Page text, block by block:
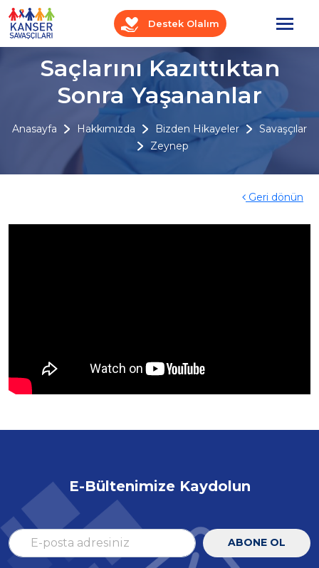
Destek Olalım
Saçlarını Kazıttıktan
Sonra Yaşananlar
Anasayfa Hakkımızda Bizden Hikayeler
Savaşçılar
Zeynep
Geri dönün
E-Bültenimize Kaydolun
ABONE OL